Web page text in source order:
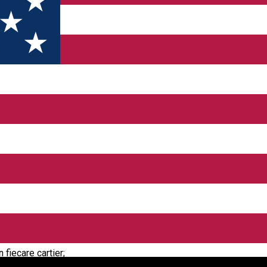
public a produselor specifice sărbătorilor
Public a deschis sesiunea de programări și
sau aranjamente.
sunt:
Aaron, B-dul Mihai Viteazu, Cedonia, cartierul Cireșica,
fiecare cartier;